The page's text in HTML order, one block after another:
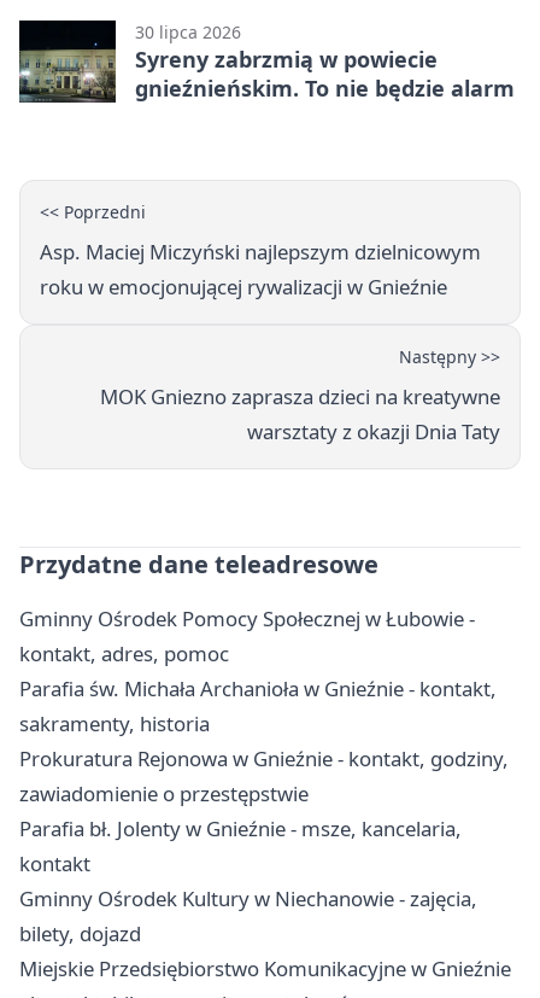
30 lipca 2026
Syreny zabrzmią w powiecie
gnieźnieńskim. To nie będzie alarm
<< Poprzedni
Asp. Maciej Miczyński najlepszym dzielnicowym
roku w emocjonującej rywalizacji w Gnieźnie
Następny >>
MOK Gniezno zaprasza dzieci na kreatywne
warsztaty z okazji Dnia Taty
Przydatne dane teleadresowe
Gminny Ośrodek Pomocy Społecznej w Łubowie -
kontakt, adres, pomoc
Parafia św. Michała Archanioła w Gnieźnie - kontakt,
sakramenty, historia
Prokuratura Rejonowa w Gnieźnie - kontakt, godziny,
zawiadomienie o przestępstwie
Parafia bł. Jolenty w Gnieźnie - msze, kancelaria,
kontakt
Gminny Ośrodek Kultury w Niechanowie - zajęcia,
bilety, dojazd
Miejskie Przedsiębiorstwo Komunikacyjne w Gnieźnie